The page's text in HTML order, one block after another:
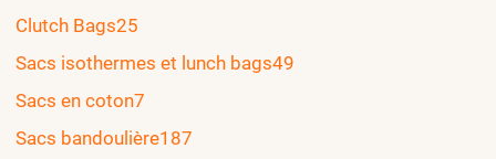
Clutch Bags25
Sacs isothermes et lunch bags49
Sacs en coton7
Sacs bandoulière187